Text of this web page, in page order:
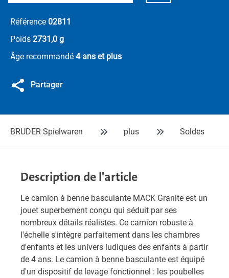
Référence 02811
Poids 2731,0 g
Âge recommandé 4 ans et plus
Partager
BRUDER Spielwaren plus Soldes
Description de l'article
Le camion à benne basculante MACK Granite est un
jouet superbement conçu qui séduit par ses
nombreux détails réalistes. Ce camion robuste à
l'échelle s'intègre parfaitement dans les chambres
d'enfants et les univers ludiques des enfants à partir
de 4 ans. Le camion à benne basculante est équipé
d'un dispositif de levage fonctionnel : les poubelles